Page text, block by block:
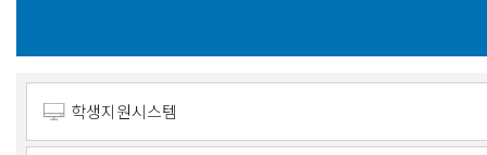
학생지원시스템